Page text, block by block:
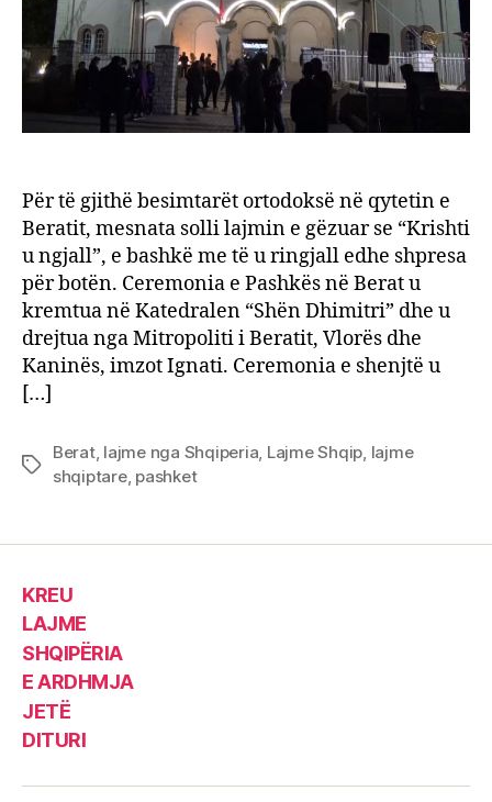
të
Për të gjithë besimtarët ortodoksë në qytetin e
Beratit, mesnata solli lajmin e gëzuar se “Krishti
u ngjall”, e bashkë me të u ringjall edhe shpresa
për botën. Ceremonia e Pashkës në Berat u
kremtua në Katedralen “Shën Dhimitri” dhe u
drejtua nga Mitropoliti i Beratit, Vlorës dhe
Kaninës, imzot Ignati. Ceremonia e shenjtë u
[…]
Tags
Berat, lajme nga Shqiperia, Lajme Shqip, lajme
shqiptare, pashket
KREU
LAJME
SHQIPËRIA
E ARDHMJA
JETË
DITURI